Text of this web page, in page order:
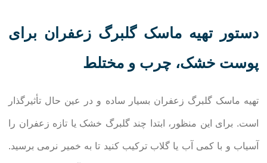
دستور تهیه ماسک گلبرگ زعفران برای
پوست خشک، چرب و مختلط
تهیه ماسک گلبرگ زعفران بسیار ساده و در عین حال تأثیرگذار
است. برای این منظور، ابتدا چند گلبرگ خشک یا تازه زعفران را
آسیاب و با کمی آب یا گلاب ترکیب کنید تا به خمیر نرمی برسید.